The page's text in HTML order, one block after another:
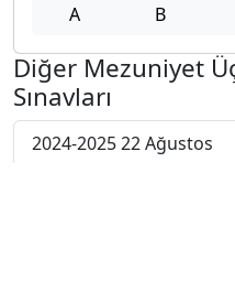
A B
Diğer Mezuniyet
Sınavları
2024-2025 22 Ağustos